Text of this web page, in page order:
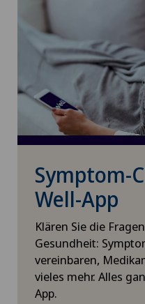
Handchirurgie
Hausärztliche
Hernien
Homöopathie
Hornhauterkrankungen
Xundheitszentrum
Xundheitszentrum
Xundheitszentrum
Xundheitszentrum
Xundheitszentrum
Xundheitszentrum
Xundheitszentrum
Xundheitszentrum
Symptom-
Well-App
Klären Sie die
Gesundheit:
vereinbaren,
vieles mehr. Alles
App.